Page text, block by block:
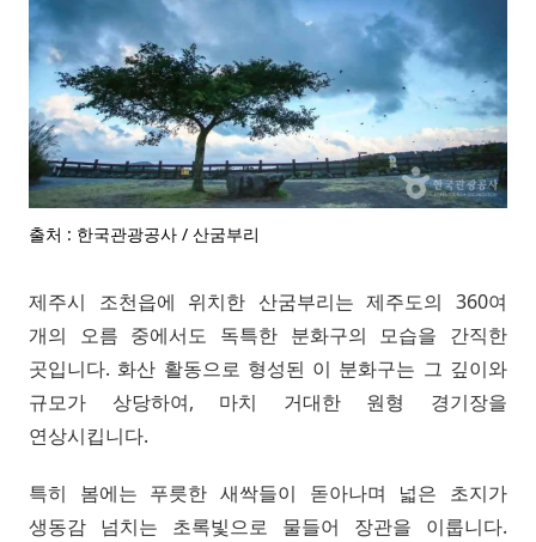
출처 : 한국관광공사 / 산굼부리
제주시 조천읍에 위치한 산굼부리는 제주도의 360여
개의 오름 중에서도 독특한 분화구의 모습을 간직한
곳입니다. 화산 활동으로 형성된 이 분화구는 그 깊이와
규모가 상당하여, 마치 거대한 원형 경기장을
연상시킵니다.
특히 봄에는 푸릇한 새싹들이 돋아나며 넓은 초지가
생동감 넘치는 초록빛으로 물들어 장관을 이룹니다.